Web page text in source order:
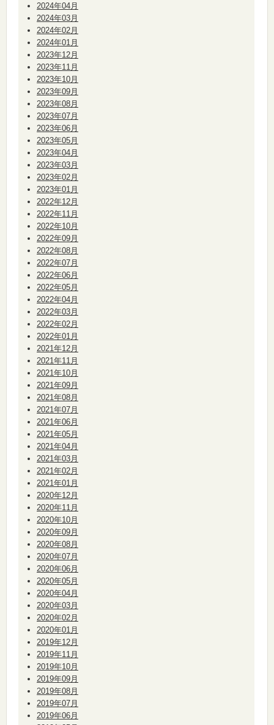
2024年04月
2024年03月
2024年02月
2024年01月
2023年12月
2023年11月
2023年10月
2023年09月
2023年08月
2023年07月
2023年06月
2023年05月
2023年04月
2023年03月
2023年02月
2023年01月
2022年12月
2022年11月
2022年10月
2022年09月
2022年08月
2022年07月
2022年06月
2022年05月
2022年04月
2022年03月
2022年02月
2022年01月
2021年12月
2021年11月
2021年10月
2021年09月
2021年08月
2021年07月
2021年06月
2021年05月
2021年04月
2021年03月
2021年02月
2021年01月
2020年12月
2020年11月
2020年10月
2020年09月
2020年08月
2020年07月
2020年06月
2020年05月
2020年04月
2020年03月
2020年02月
2020年01月
2019年12月
2019年11月
2019年10月
2019年09月
2019年08月
2019年07月
2019年06月